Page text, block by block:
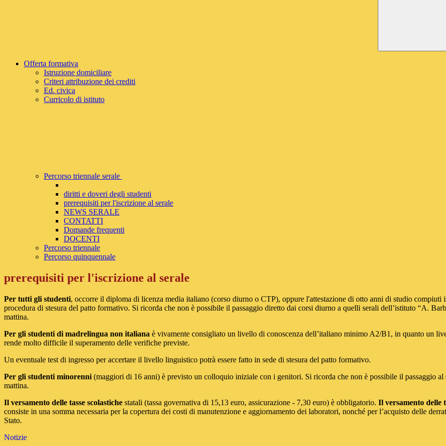
Offerta formativa
Istruzione domiciliare
Criteri attribuzione dei crediti
Ed. civica
Curricolo di istituto
Percorso triennale serale
diritti e doveri degli studenti
prerequisiti per l'iscrizione al serale
NEWS SERALE
CONTATTI
Domande frequenti
DOCENTI
Percorso triennale
Percorso quinquennale
prerequisiti per l'iscrizione al serale
Per tutti gli studenti, occorre il diploma di licenza media italiano (corso diurno o CTP), oppure l'attestazione di otto anni di studio compiuti
procedura di stesura del patto formativo. Si ricorda che non è possibile il passaggio diretto dai corsi diurno a quelli serali dell’istituto “A.
mattina.
Per gli studenti di madrelingua non italiana è vivamente consigliato un livello di conoscenza dell’italiano minimo A2/B1, in quanto un
rende molto difficile il superamento delle verifiche previste.
Un eventuale test di ingresso per accertare il livello linguistico potrà essere fatto in sede di stesura del patto formativo.
Per gli studenti minorenni (maggiori di 16 anni) è previsto un colloquio iniziale con i genitori. Si ricorda che non è possibile il passaggio
mattina.
Il versamento delle tasse scolastiche statali (tassa governativa di 15,13 euro, assicurazione - 7,30 euro) è obbligatorio. Il versamento delle
consiste in una somma necessaria per la copertura dei costi di manutenzione e aggiornamento dei laboratori, nonché per l’acquisto delle
Stato.
Notizie